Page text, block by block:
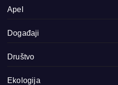
Apel
Događaji
Društvo
Ekologija